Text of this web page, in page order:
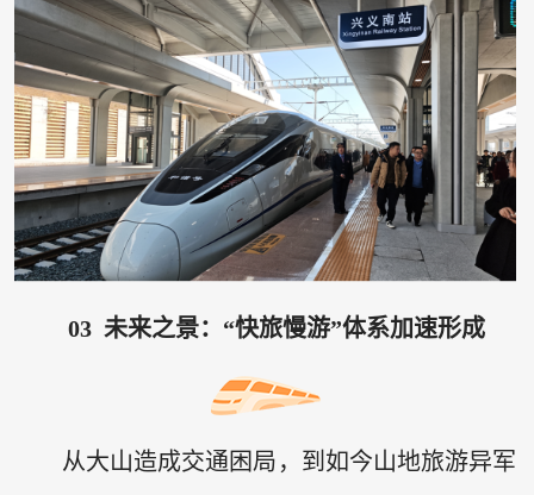
03 未来之景：“快旅慢游”体系加速形成
从大山造成交通困局，到如今山地旅游异军